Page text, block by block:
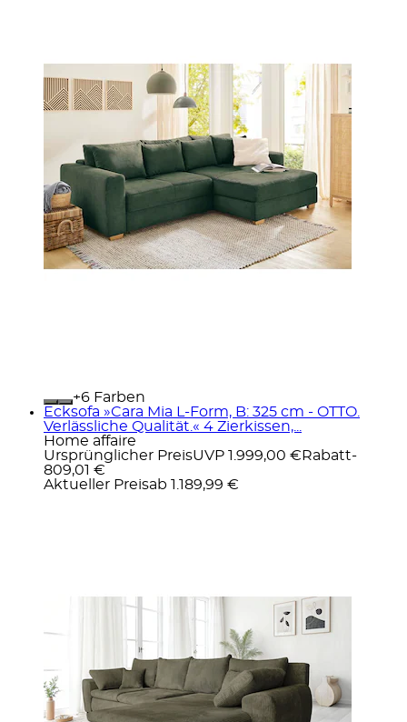
+
Farben
Ecksofa »Cara Mia L-Form, B: 325 cm - OTTO.
Verlässliche Qualität.« 4 Zierkissen,...
Home affaire
Ursprünglicher PreisUVP 1.999,00 € Rabatt-
809,01 €
Aktueller Preisab 1.189,99 €